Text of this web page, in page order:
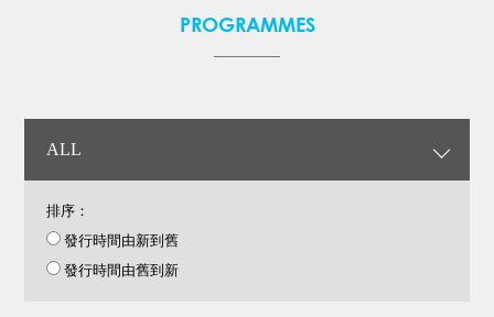
PROGRAMMES
ALL
排序：
發行時間由新到舊
發行時間由舊到新